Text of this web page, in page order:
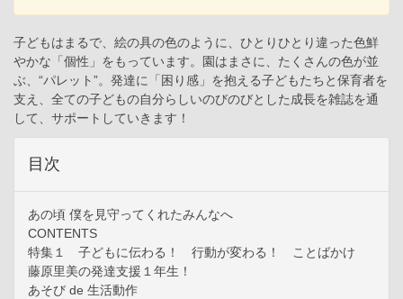
子どもはまるで、絵の具の色のように、ひとりひとり違った色鮮
やかな「個性」をもっています。園はまさに、たくさんの色が並
ぶ、“パレット”。発達に「困り感」を抱える子どもたちと保育者を
支え、全ての子どもの自分らしいのびのびとした成長を雑誌を通
して、サポートしていきます！
目次
あの頃 僕を見守ってくれたみんなへ
CONTENTS
特集１ 子どもに伝わる！ 行動が変わる！ ことばかけ
藤原里美の発達支援１年生！
あそび de 生活動作